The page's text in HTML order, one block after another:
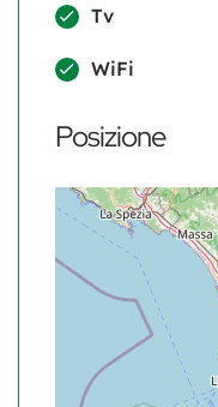
Tv
WiFi
Posizione